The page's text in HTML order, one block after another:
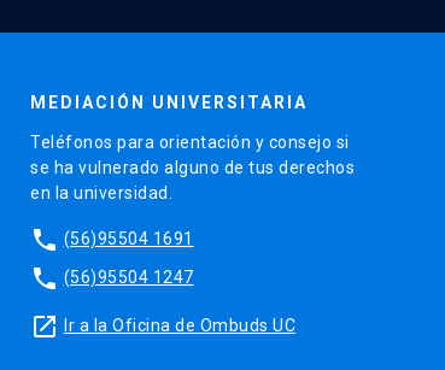
MEDIACIÓN UNIVERSITARIA
Teléfonos para orientación y consejo si
se ha vulnerado alguno de tus derechos
en la universidad.
phone (56)95504 1691
phone (56)95504 1247
launch Ir a la Oficina de Ombuds UC